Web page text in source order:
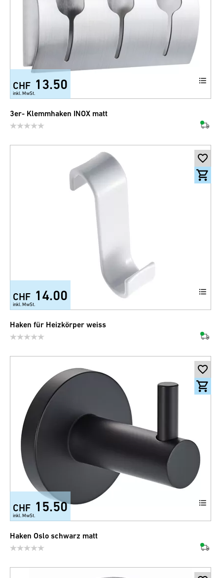
CHF 13.50
inkl. MwSt.
3er- Klemmhaken INOX matt
CHF 14.00
inkl. MwSt.
Haken für Heizkörper weiss
CHF 15.50
inkl. MwSt.
Haken Oslo schwarz matt